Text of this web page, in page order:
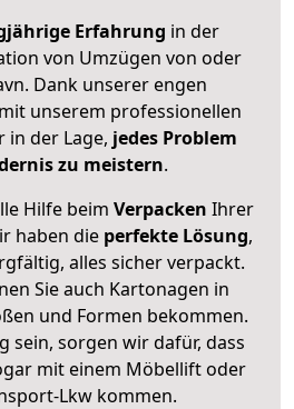
Erfahrung in der
von Umzügen von oder
Dank unserer engen
unserem professionellen
in der Lage, jedes Problem
zu meistern.
Hilfe beim Verpacken Ihrer
haben die perfekte Lösung,
alles sicher verpackt.
Sie auch Kartonagen in
und Formen bekommen.
sein, sorgen wir dafür, dass
mit einem Möbellift oder
Lkw kommen.